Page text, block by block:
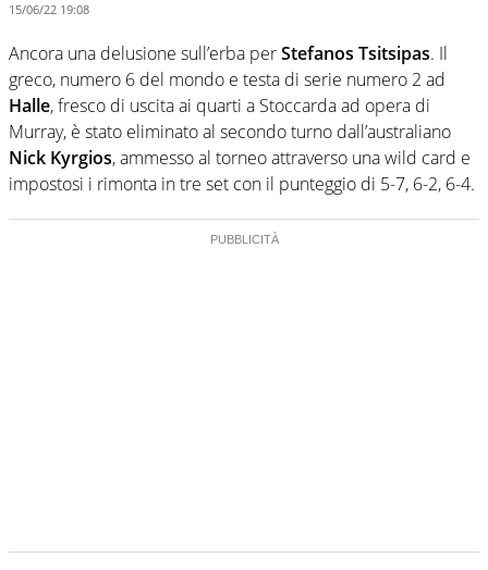
15/06/22 19:08
Ancora una delusione sull’erba perStefanos Tsitsipas. Il
greco, numero 6 del mondo e testa di serie numero 2 ad
Halle, fresco di uscita ai quarti a Stoccarda ad opera di
Murray, è stato eliminato al secondo turno dall’australiano
Nick Kyrgios, ammesso al torneo attraverso una wild card e
impostosi i rimonta in tre set con il punteggio di 5-7, 6-2, 6-4.